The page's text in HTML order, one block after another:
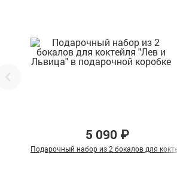
5 090 ₽
Подарочный набор из 2 бокалов для